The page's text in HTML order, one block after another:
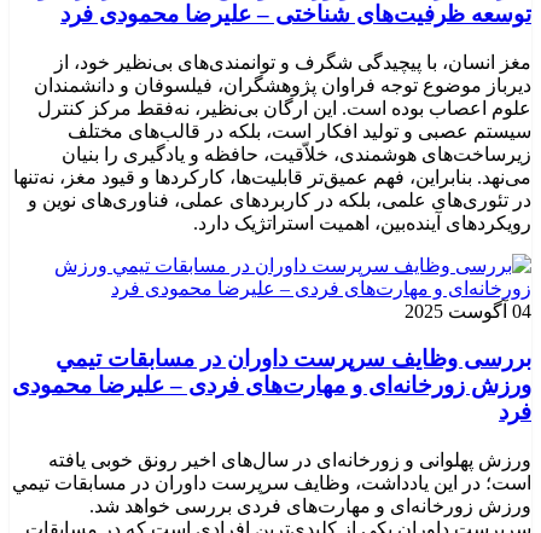
توسعه ظرفیت‌های شناختی – علیرضا محمودی فرد
مغز انسان، با پیچیدگی شگرف و توانمندی‌های بی‌نظیر خود، از
دیرباز موضوع توجه فراوان پژوهشگران، فیلسوفان و دانشمندان
علوم اعصاب بوده است. این ارگان بی‌نظیر، نه‌فقط مرکز کنترل
سیستم عصبی و تولید افکار است، بلکه در قالب‌های مختلف
زیرساخت‌های هوشمندی، خلاّقیت، حافظه و یادگیری را بنیان
می‌نهد. بنابراین، فهم عمیق‌تر قابلیت‌ها، کارکردها و قیود مغز، نه‌تنها
در تئوری‌های علمی، بلکه در کاربردهای عملی، فناوری‌های نوین و
رویکردهای آینده‌بین، اهمیت استراتژیک دارد.
04 آگوست 2025
بررسی وظايف سرپرست داوران در مسابقات تیمي
ورزش زورخانه‌ای و مهارت‌های فردی – علیرضا محمودی
فرد
ورزش پهلوانی و زورخانه‌ای در سال‌های اخیر رونق خوبی یافته
است؛ در این یادداشت، وظایف سرپرست داوران در مسابقات تیمي
ورزش زورخانه‌ای و مهارت‌های فردی بررسی خواهد شد.
سرپرست داوران یکی از کلیدی‌ترین افرادی است که در مسابقات